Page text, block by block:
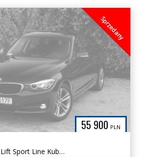
55 900 PLN
Sprzedany
BMW 3 GT 2.0D Lift Sport Line Kubełki Bezwypadkowa Tylko 161tys km